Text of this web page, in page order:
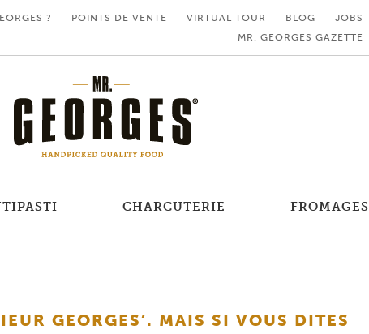
? POINTS DE VENTE VIRTUAL TOUR BLOG
JOBS
MR. GEORGES GAZETTE
CHARCUTERIE FROMAGES
GEORGES’. MAIS SI VOUS DITES